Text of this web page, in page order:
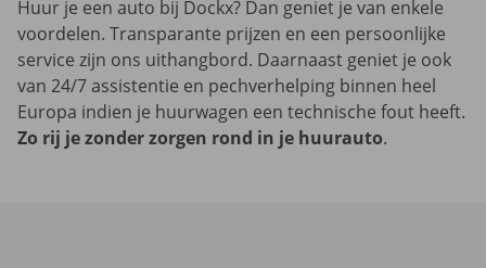
Huur je een auto bij Dockx? Dan geniet je van enkele
voordelen. Transparante prijzen en een persoonlijke
service zijn ons uithangbord. Daarnaast geniet je ook
van 24/7 assistentie en pechverhelping binnen heel
Europa indien je huurwagen een technische fout heeft.
Zo rij je zonder zorgen rond in je huurauto.